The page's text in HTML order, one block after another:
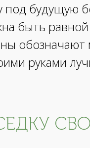
будущую
быть
руками